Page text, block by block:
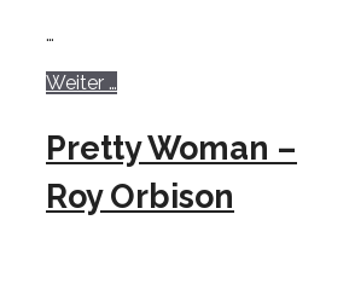
…
Weiter …
Pretty Woman –
Roy Orbison